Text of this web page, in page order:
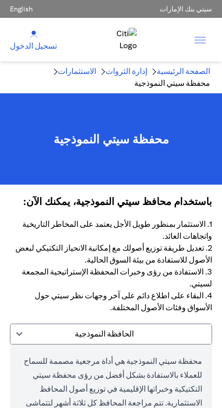
سيتي بنك الإمارات English
تسجيل الدخول
الصفحة الرئيسية إدارة الثروات
الاستثمارات
محفظة سيتي النموذجية
محفظة سيتي النموذجية
باستخدام محافظ سيتي النموذجية، يمكنك الآن:
1. الاستثمار بمنظور طويل الأجل يعتمد على المخاطر التاريخية
واتجاهات العائد.
2. تعديل طريقة توزيع أصولك مع إمكانية الانحياز التكتيكي لبعض
الأصول للاستفادة من بيئة السوق الحالية.
3. الاستفادة من رؤى وخبرات المحفظة الإستراتيجية المجمعة
لسيتي.
4. البقاء على اطلاع دائم على آخر وجهات نظر سيتي حول
الأسواق وفئات الأصول المختلفة.
الحافظة النموذجية
محفظة سيتي النموذجية هي أداة مرجعية مصممة للسماح
للعملاء بالاستفادة بشكل أفضل من رؤى محفظة سيتي
التكتيكية وخبراتها الإقليمية في توزيع أصول المحافظ
الاستثمارية. تتم مراجعة المحافظ كل ثلاثة أشهر لتتماشى